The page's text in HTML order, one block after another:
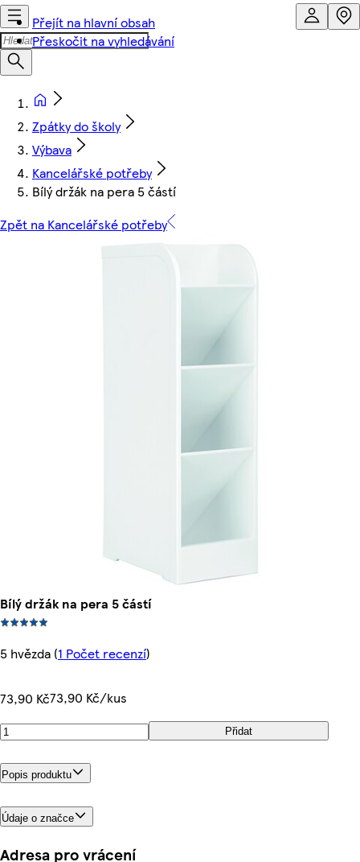
Přejít na hlavní obsah
Přeskočit na vyhledávání
Zpátky do školy
Výbava
Kancelářské potřeby
Bílý držák na pera 5 částí
Zpět na Kancelářské potřeby
Bílý držák na pera 5 částí
5 hvězda (1 Počet recenzí)
73,90 Kč73,90 Kč/kus
Přidat
Popis produktu
Údaje o značce
Adresa pro vrácení